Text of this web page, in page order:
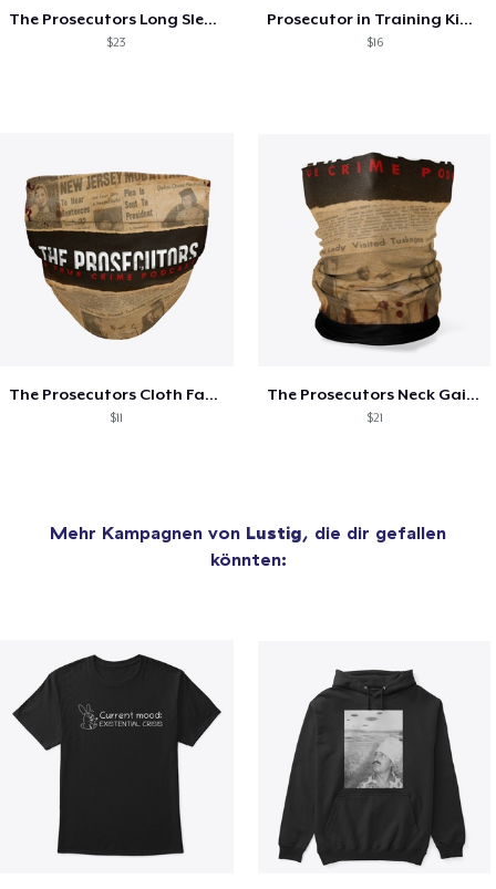
The Prosecutors Long Sleeve Shirt
$23
Prosecutor in Training Kids Tee
$16
The Prosecutors Cloth Face Mask
$11
The Prosecutors Neck Gaiter
$21
Mehr Kampagnen von Lustig, die dir gefallen
könnten: